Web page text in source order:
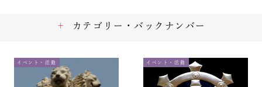
イベント・活動 イベント・活動
カテゴリー・バックナンバー